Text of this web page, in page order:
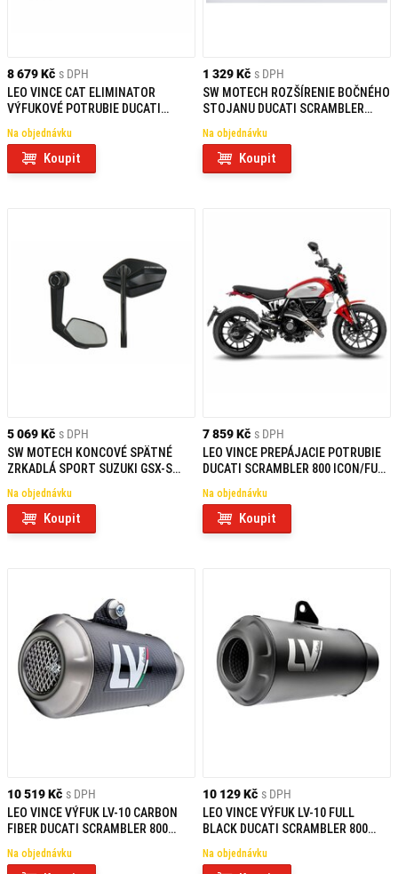
8 679 Kč s DPH
LEO VINCE CAT ELIMINATOR
VÝFUKOVÉ POTRUBIE DUCATI
Na objednávku
Koupit
1 329 Kč s DPH
SW MOTECH ROZŠÍRENIE BOČNÉHO
STOJANU DUCATI SCRAMBLER
Na objednávku
Koupit
5 069 Kč s DPH
SW MOTECH KONCOVÉ SPÄTNÉ
ZRKADLÁ SPORT SUZUKI GSX-S
Na objednávku
Koupit
7 859 Kč s DPH
LEO VINCE PREPÁJACIE POTRUBIE
DUCATI SCRAMBLER 800 ICON/FULL
Na objednávku
Koupit
10 519 Kč s DPH
LEO VINCE VÝFUK LV-10 CARBON
FIBER DUCATI SCRAMBLER 800
SHIFT (23-25)
Na objednávku
10 129 Kč s DPH
LEO VINCE VÝFUK LV-10 FULL
BLACK DUCATI SCRAMBLER 800
SHIFT (23-25)
Na objednávku